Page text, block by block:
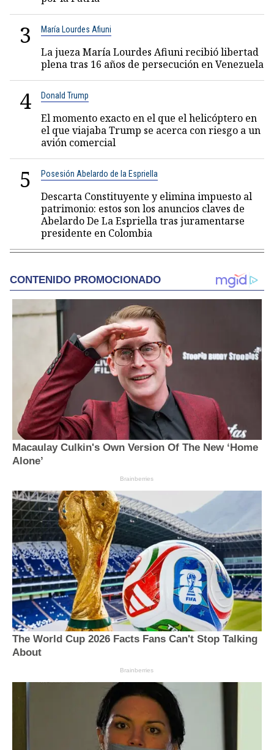
3 María Lourdes Afiuni
La jueza María Lourdes Afiuni recibió libertad
plena tras 16 años de persecución en Venezuela
4 Donald Trump
El momento exacto en el que el helicóptero en
el que viajaba Trump se acerca con riesgo a un
avión comercial
5 Posesión Abelardo de la Espriella
Descarta Constituyente y elimina impuesto al
patrimonio: estos son los anuncios claves de
Abelardo De La Espriella tras juramentarse
presidente en Colombia